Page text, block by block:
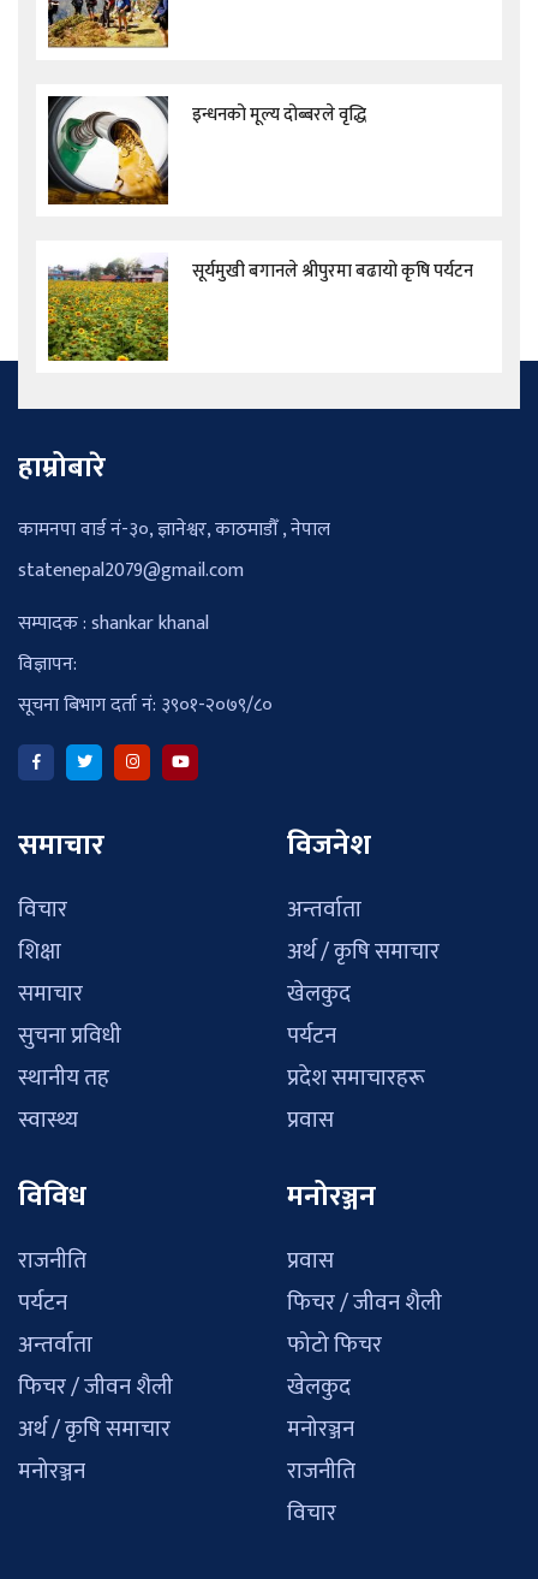
इन्धनको मूल्य दोब्बरले वृद्धि
सूर्यमुखी बगानले श्रीपुरमा बढायो कृषि पर्यटन
हाम्रोबारे
कामनपा वार्ड नं-३०, ज्ञानेश्वर, काठमाडौँ , नेपाल
statenepal2079@gmail.com
सम्पादक : shankar khanal
विज्ञापन:
सूचना बिभाग दर्ता नं: ३९०१-२०७९/८०
समाचार
विचार
शिक्षा
समाचार
सुचना प्रविधी
स्थानीय तह
स्वास्थ्य
विजनेश
अन्तर्वाता
अर्थ / कृषि समाचार
खेलकुद
पर्यटन
प्रदेश समाचारहरू
प्रवास
विविध
राजनीति
पर्यटन
अन्तर्वाता
फिचर / जीवन शैली
अर्थ / कृषि समाचार
मनोरञ्जन
मनोरञ्जन
प्रवास
फिचर / जीवन शैली
फोटो फिचर
खेलकुद
मनोरञ्जन
राजनीति
विचार